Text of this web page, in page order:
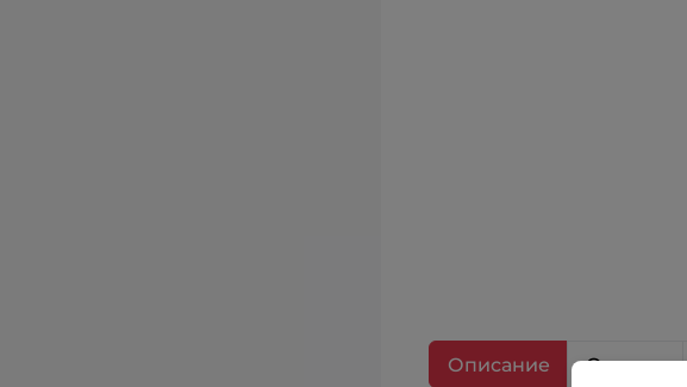
Описание Отзывы